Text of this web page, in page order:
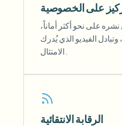
على الخصوصية
على نحو أكثر أماناً،
وتبادل الفيديو الذي يُدرك
الرقابة الانتقائية